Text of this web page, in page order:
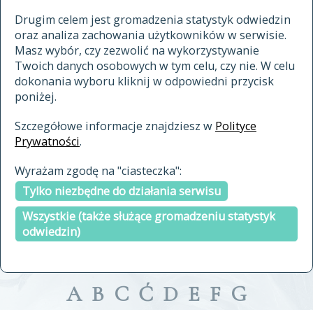
Drugim celem jest gromadzenia statystyk odwiedzin
oraz analiza zachowania użytkowników w serwisie.
Masz wybór, czy zezwolić na wykorzystywanie
Twoich danych osobowych w tym celu, czy nie. W celu
dokonania wyboru kliknij w odpowiedni przycisk
poniżej.
Szczegółowe informacje znajdziesz w Polityce
Prywatności.
Wyrażam zgodę na "ciasteczka":
Tylko niezbędne do działania serwisu
Wszystkie (także służące gromadzeniu statystyk
odwiedzin)
materiały archiwalne
cytowanie
kontakt
indeksie
a fronte
a tergo
A B C Ć D E F G